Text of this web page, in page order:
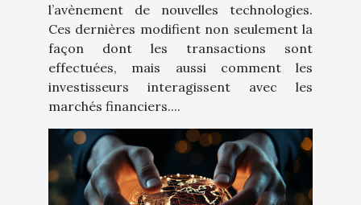
l’avènement de nouvelles technologies.
Ces dernières modifient non seulement la
façon dont les transactions sont
effectuées, mais aussi comment les
investisseurs interagissent avec les
marchés financiers....